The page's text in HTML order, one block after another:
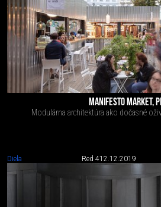
MANIFESTO MARKET,
Modulárna architektúra ako dočasné
Diela Red 412.12.2019